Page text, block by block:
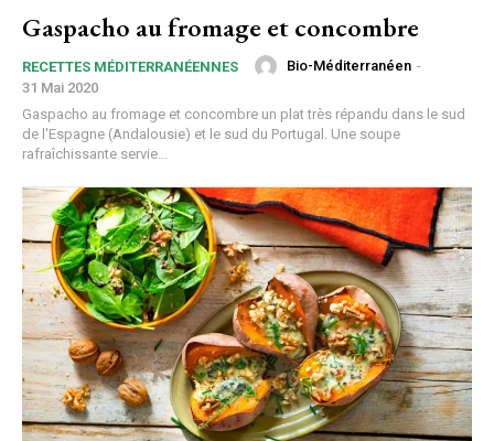
Gaspacho au fromage et concombre
RECETTES MÉDITERRANÉENNES Bio-Méditerranéen -
31 Mai 2020
Gaspacho au fromage et concombre un plat très répandu dans le sud
de l'Espagne (Andalousie) et le sud du Portugal. Une soupe
rafraîchissante servie...